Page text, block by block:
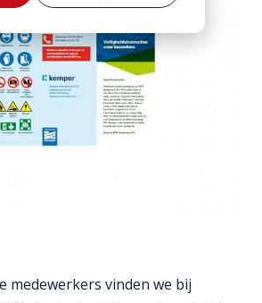
Bestekservice
medewerkers vinden we bij